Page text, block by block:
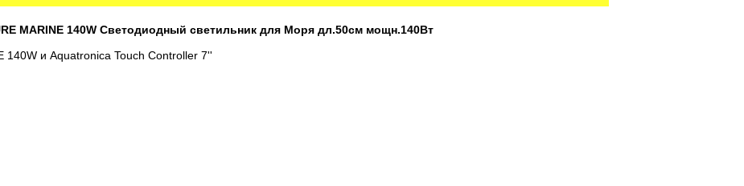
MARINE 140W Светодиодный светильник для Моря дл.50см мощн.140Вт
140W и Aquatronica Touch Controller 7''